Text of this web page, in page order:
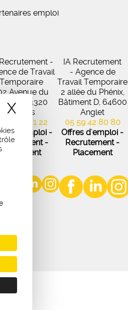
X Masquer le
emploi
-
de Travail
Temporaire
Avenue du
Médoc, 33320
Eysines
56 45 21 22
d'emploi -
-
Placement
IA Recrutement
- Agence de
Travail Temporaire
2 allée du Phénix,
Bâtiment D, 64600
Anglet
05 59 42 80 80
Offres d'emploi -
Recrutement -
Placement